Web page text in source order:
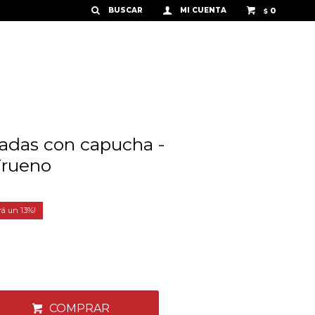
$ 0
con capucha -
13
COMPRAR